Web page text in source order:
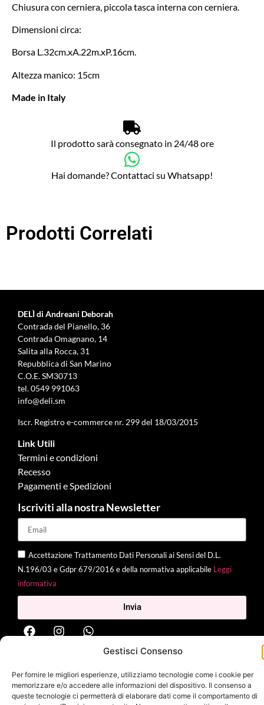
Gestisci Consenso
Per fornire le migliori esperienze, utilizziamo tecnologie come i cookie per
memorizzare e/o accedere alle informazioni del dispositivo. Il consenso a
queste tecnologie ci permetterà di elaborare dati come il comportamento di
Chiusura con cerniera, piccola tasca interna con cerniera.
Dimensioni circa:
Borsa L.32cm.xA.22m.xP.16cm.
Altezza manico: 15cm
Made in Italy
Il prodotto sarà consegnato in 24/48 ore
Hai domande? Contattaci su Whatsapp!
Prodotti Correlati
DELÌ di Andreani Deborah
Contrada del Pianello, 36
Contrada Omagnano, 14
Salita alla Rocca, 31
Repubblica di San Marino
C.O.E. SM30713
tel.0549 991063
info@deli.sm
Iscr. Registro e-commerce nr. 299 del 18/03/2015
Link Utili
Termini e condizioni
Recesso
Pagamenti e Spedizioni
Iscriviti alla nostra Newsletter
Accettazione Trattamento Dati Personali ai Sensi del D.L.
N.196/03 e Gdpr 679/2016 e della normativa applicabile Leggi
informativa
Invia
Mina